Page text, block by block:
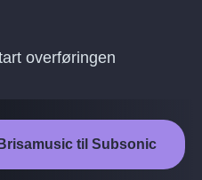
overføringen
til Subsonic